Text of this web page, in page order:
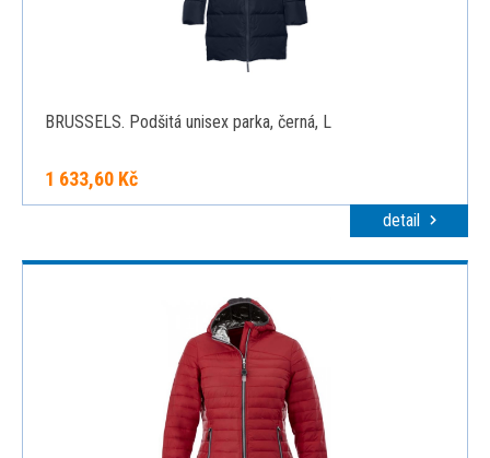
BRUSSELS. Podšitá unisex parka, černá, L
1 633,60 Kč
detail